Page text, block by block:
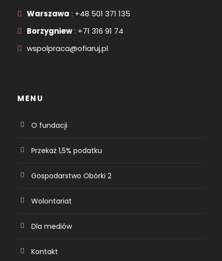
Warszawa : +48 501 371 135
Borzygniew: +71 316 91 74
wspolpraca@ofiaruj.pl
MENU
O fundacji
Przekaż 1,5% podatku
Gospodarstwo Obórki 2
Wolontariat
Dla mediów
Kontakt